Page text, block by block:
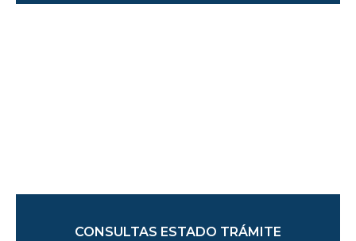
CONSULTAS ESTADO TRÁMITE